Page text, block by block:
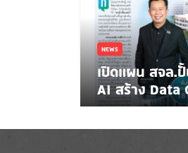
NEWS
เปิดแผน สจล.
AI สร้าง Data